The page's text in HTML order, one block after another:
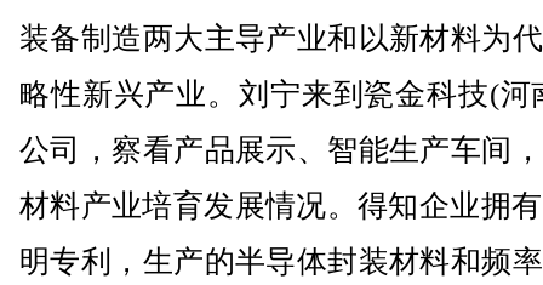
装备制造两大主导产业和以新材料为
略性新兴产业。刘宁来到瓷金科技(河
公司，察看产品展示、智能生产车间
材料产业培育发展情况。得知企业拥
明专利，生产的半导体封装材料和频